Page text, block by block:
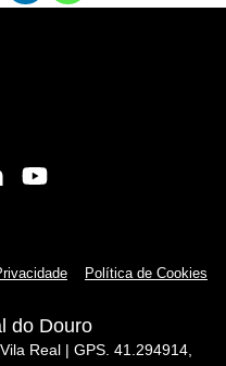
Política de Cookies
do Douro
Real | GPS. 41.294914,